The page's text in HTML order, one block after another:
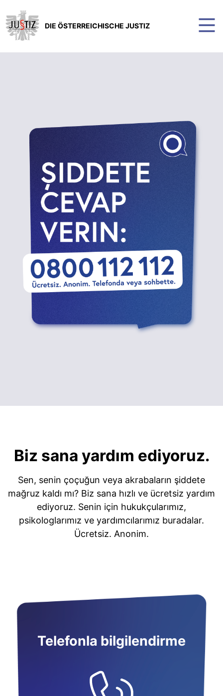
DIE ÖSTERREICHISCHE JUSTIZ
Biz sana yardım ediyoruz.
Sen, senin çoçuğun veya akrabaların şiddete
mağruz kaldı mı? Biz sana hızlı ve ücretsiz yardım
ediyoruz. Senin için hukukçularımız,
psikologlarımız ve yardımcılarımız buradalar.
Ücretsiz. Anonim.
Telefonla bilgilendirme